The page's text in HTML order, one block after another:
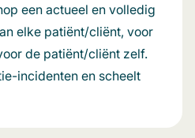
een actueel en volledig
elke patiënt/cliënt, voor
de patiënt/cliënt zelf.
incidenten en scheelt